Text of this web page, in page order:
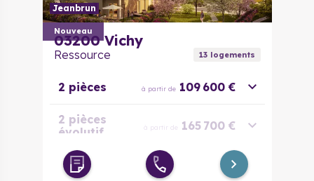
Nouveau
Jeanbrun
03200 Vichy
Ressource 13logements
2 pièces à partir de 109 600 €
2 pièces
évolutif
à partir de 165 700 €
3 pièces à partir de 177 400 €